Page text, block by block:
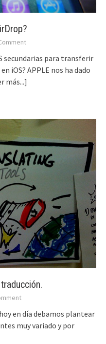
secundarias para transferir
iOS? APPLE nos ha dado
más...]
en día debamos plantear
muy variado y por